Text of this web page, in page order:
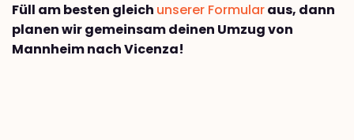
Füll am besten gleich unserer Formularaus, dann
planen wir gemeinsam deinen Umzug von
Mannheim nach Vicenza!